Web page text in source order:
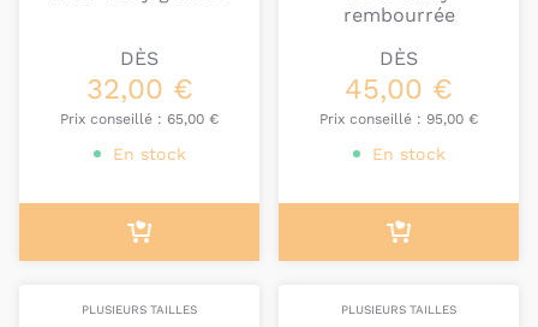
DÈS
32,00 €
Prix conseillé : 65,00 €
En stock
rembourrée
DÈS
45,00 €
Prix conseillé : 95,00 €
En stock
PLUSIEURS TAILLES PLUSIEURS TAILLES